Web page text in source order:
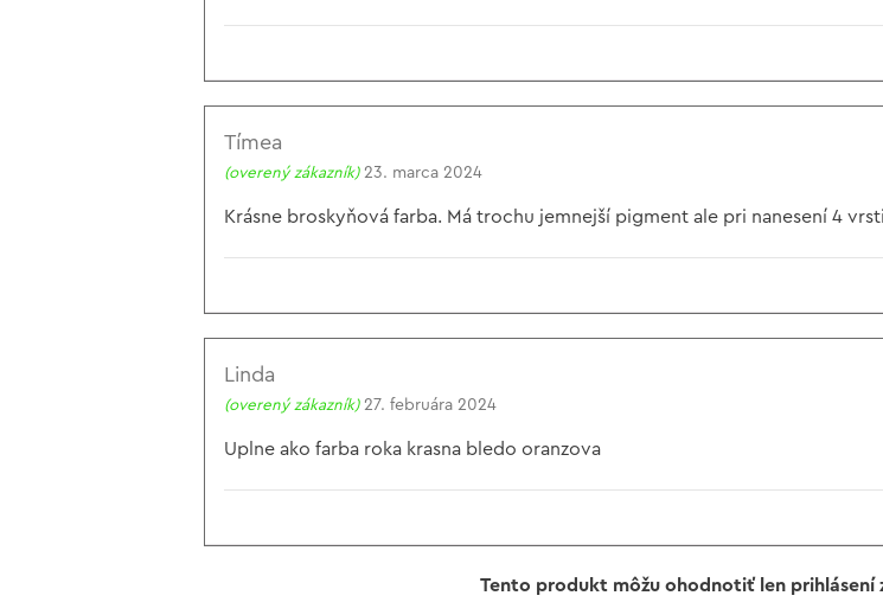
Tímea
(overený zákazník) 23. marca 2024
Krásne broskyňová farba. Má trochu jemnejší pigment ale pri nanesení 4
Linda
(overený zákazník) 27. februára 2024
Uplne ako farba roka krasna bledo oranzova
Tento produkt môžu ohodnotiť len prihlásení